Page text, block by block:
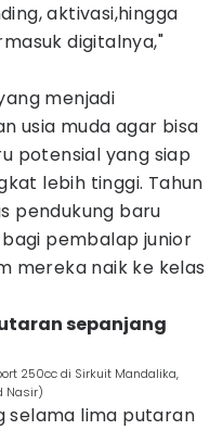
aktivasi,hingga
digitalnya,"
menjadi
usia muda agar bisa
potensial yang siap
lebih tinggi. Tahun
pendukung baru
pembalap junior
mereka naik ke kelas
sepanjang
250cc di Sirkuit Mandalika,
Nasir)
selama lima putaran